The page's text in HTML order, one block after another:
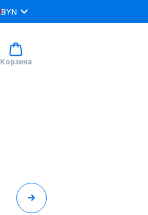
BYN
Корзина